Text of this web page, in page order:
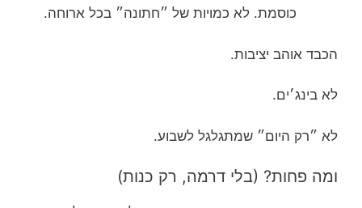
כוסמת. לא כמויות של ״חתונה״ בכל ארוחה.
הכבד אוהב יציבות.
לא בינג׳ים.
לא ״רק היום״ שמתגלגל לשבוע.
ומה פחות? (בלי דרמה, רק כנות)